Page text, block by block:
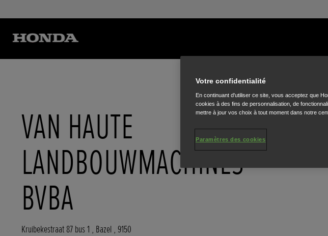
VAN HAUTE
LANDBOUWMACHINES
BVBA
Kruibekestraat 87 bus 1 , Bazel , 9150
Votre confidentialité
En continuant d'utiliser ce site, vous acceptez que
cookies à des fins de personnalisation, de
mettre à jour vos choix à tout moment dans notre
Paramètres des cookies